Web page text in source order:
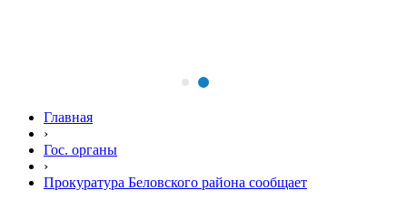
Главная
›
Гос. органы
›
Прокуратура Беловского района сообщает